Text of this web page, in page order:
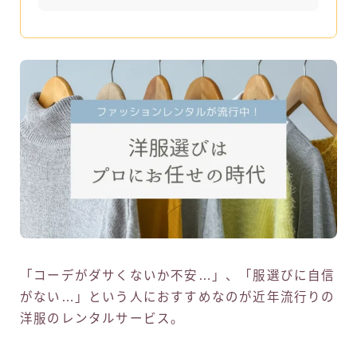
「コーデがダサくないか不安…」、「服選びに自信
がない…」という人におすすめなのが近年流行りの
洋服のレンタルサービス。